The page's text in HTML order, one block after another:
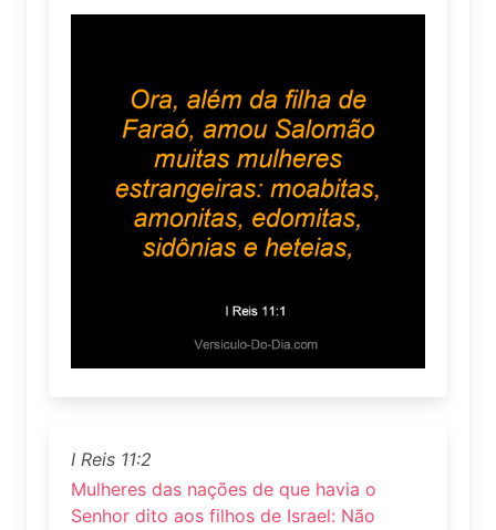
I Reis 11:2
Mulheres das nações de que havia o
Senhor dito aos filhos de Israel: Não